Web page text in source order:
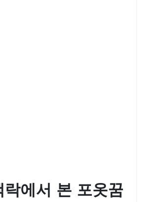
락에서 본 포옷꿈